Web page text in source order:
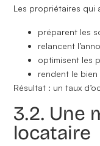
Les propriétaires qui
préparent les
relancent
optimisent les
rendent le
Résultat : un taux
3.2. Une
locataire